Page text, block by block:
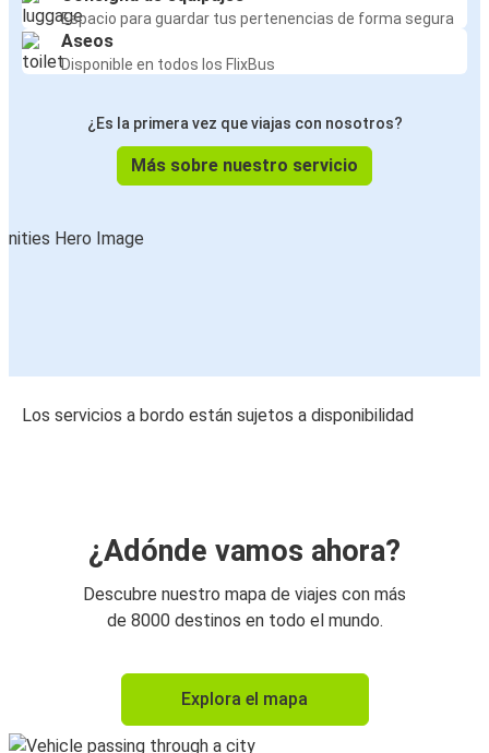
Espacio para guardar tus pertenencias de forma segura
Aseos
Disponible en todos los FlixBus
¿Es la primera vez que viajas con nosotros?
Más sobre nuestro servicio
Los servicios a bordo están sujetos a disponibilidad
¿Adónde vamos ahora?
Descubre nuestro mapa de viajes con más
de 8000 destinos en todo el mundo.
Explora el mapa